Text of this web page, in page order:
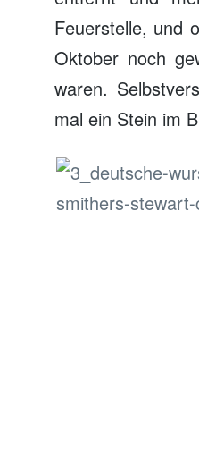
Feuerstelle, und
Oktober noch
waren.
mal ein Stein im